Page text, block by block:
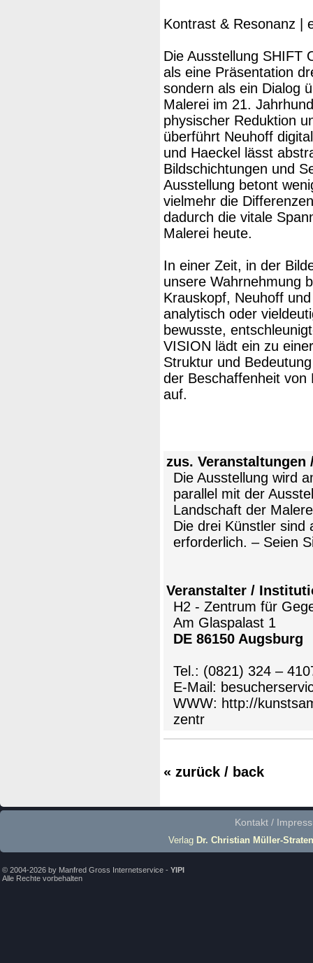
Kontrast & Resonanz |
Die Ausstellung SHIFT
als eine Präsentation
sondern als ein Dialog
Malerei im 21.
physischer Reduktion
überführt Neuhoff
und Haeckel lässt
Bildschichtungen und
Ausstellung betont
vielmehr die
dadurch die vitale
Malerei heute.
In einer Zeit, in der
unsere Wahrnehmung
Krauskopf, Neuhoff
analytisch oder
bewusste,
VISION lädt ein zu
Struktur und
der Beschaffenheit von
auf.
zus.
Die Ausstellung wird
parallel mit der
Landschaft der
Die drei Künstler sind
erforderlich. – Seien
Veranstalter /
H2 - Zentrum für
Am Glaspalast 1
DE 86150 Augsburg
Tel.: (0821) 324 –
E-Mail:
WWW: http://
zentr
« zurück / back
Kontakt /
Verlag Dr. Christian Müller-Straten
© 2004-2026 by Manfred Gross Internetservice - YIPI
Alle Rechte vorbehalten